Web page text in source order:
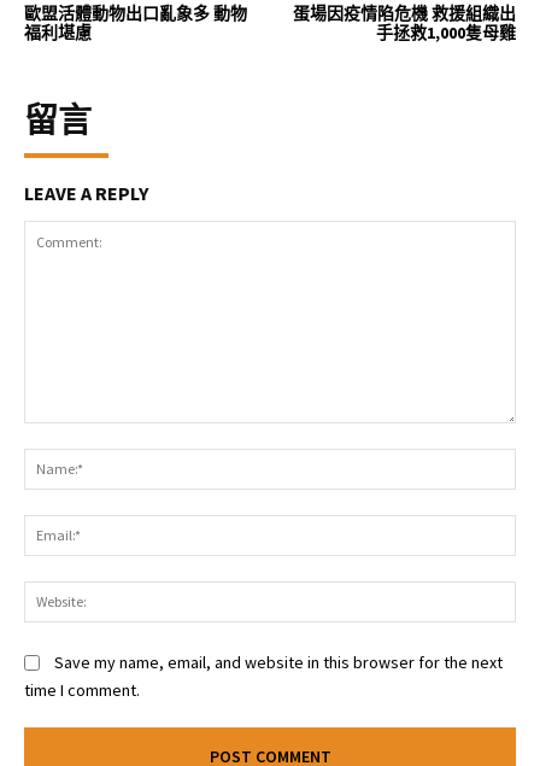
歐盟活體動物出口亂象多 動物
福利堪慮
蛋場因疫情陷危機 救援組織出
手拯救1,000隻母雞
留言
LEAVE A REPLY
Save my name, email, and website in this browser for the next
time I comment.